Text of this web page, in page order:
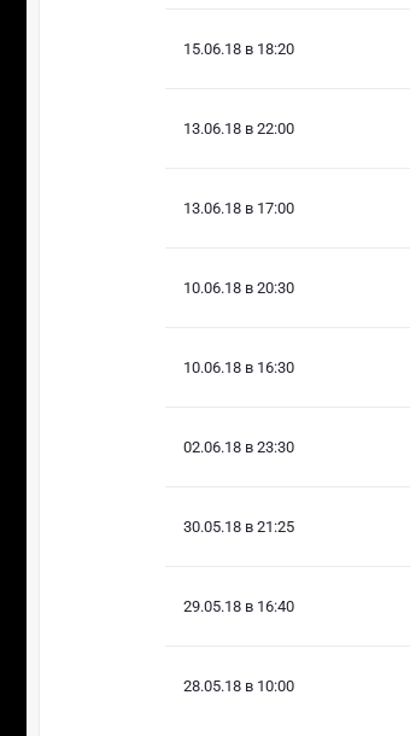
15.06.18 в 18:20
13.06.18 в 22:00
13.06.18 в 17:00
10.06.18 в 20:30
10.06.18 в 16:30
02.06.18 в 23:30
30.05.18 в 21:25
29.05.18 в 16:40
28.05.18 в 10:00